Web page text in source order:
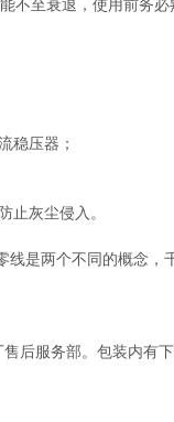
不至衰退，使用前务
稳压器；
止灰尘侵入。
是两个不同的概念，
后服务部。包装内有下